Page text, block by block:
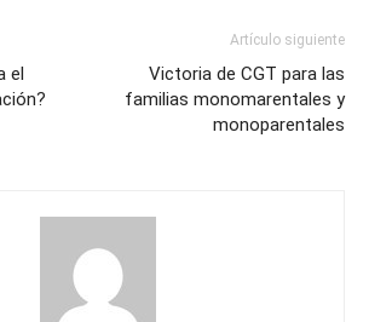
el
Artículo siguiente
Victoria de CGT para las
familias monomarentales y
monoparentales